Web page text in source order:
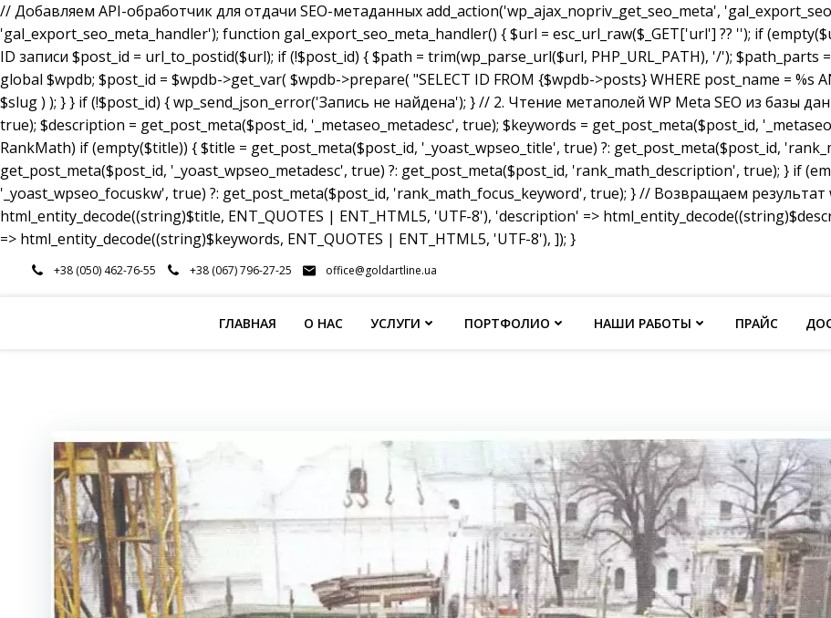
// Добавляем API-обработчик для отдачи SEO-метаданных add_action('wp_ajax_nopriv_get_seo_meta',
'gal_export_seo_meta_handler'); function gal_export_seo_meta_handler() { $url = esc_url_raw($_GET['url'] ?? ''); if
ID записи $post_id = url_to_postid($url); if (!$post_id) { $path = trim(wp_parse_url($url, PHP_URL_PATH), '/');
global $wpdb; $post_id = $wpdb->get_var( $wpdb->prepare( "SELECT ID FROM {$wpdb->posts} WHERE post_name =
$slug ) ); } } if (!$post_id) { wp_send_json_error('Запись не найдена'); } // 2. Чтение метаполей WP Meta SEO из базы
true); $description = get_post_meta($post_id, '_metaseo_metadesc', true); $keywords = get_post_meta($post_id,
RankMath) if (empty($title)) { $title = get_post_meta($post_id, '_yoast_wpseo_title', true) ?: get_post_meta($post_id,
get_post_meta($post_id, '_yoast_wpseo_metadesc', true) ?: get_post_meta($post_id, 'rank_math_description', true); } if
'_yoast_wpseo_focuskw', true) ?: get_post_meta($post_id, 'rank_math_focus_keyword', true); } // Возвращаем
html_entity_decode((string)$title, ENT_QUOTES | ENT_HTML5, 'UTF-8'), 'description' =>
=> html_entity_decode((string)$keywords, ENT_QUOTES | ENT_HTML5, 'UTF-8'), ]); }
Перейти+38 (050) 462-76-55 +38 (067) 796-27-25 office@goldartline.ua
ГЛАВНАЯ О НАС УСЛУГИ ПОРТФОЛИО НАШИ РАБОТЫ ПРАЙС